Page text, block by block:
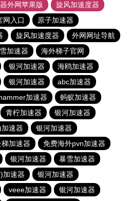
外网苹果版
旋风加速度器
网入口
原子加速器
旋风加速度器
外网网址导航
加速器
海外梯子官网
银河加速器
海鸥加速器
银河加速器
abc加速器
加速器
蚂蚁加速器
青柠加速器
银河加速器
速器
银河加速器
加速器
免费海外pvn加速器
银河加速器
暴雪加速器
加速器
银河加速器
veee加速器 银河加速器